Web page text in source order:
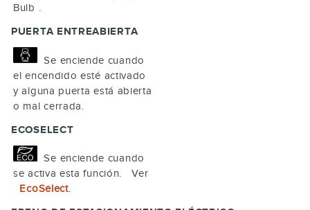
Bulb .
PUERTA ENTREABIERTA
Se enciende cuando
el encendido esté activado
y alguna puerta está abierta
o mal cerrada.
ECOSELECT
Se enciende cuando
se activa esta función. Ver
EcoSelect.